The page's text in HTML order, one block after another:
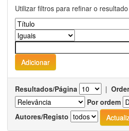
Utilizar filtros para refinar o
Resultados/Página |
Por ordem
Autores/Registo